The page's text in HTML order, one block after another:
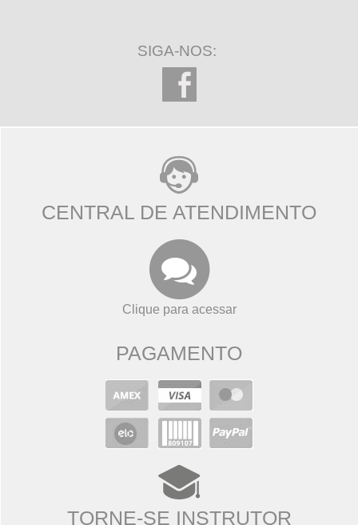
SIGA-NOS:
CENTRAL DE ATENDIMENTO
Clique para acessar
PAGAMENTO
TORNE-SE INSTRUTOR